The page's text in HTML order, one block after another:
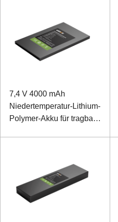
7,4 V 4000 mAh
Niedertemperatur-Lithium-
Polymer-Akku für tragbare